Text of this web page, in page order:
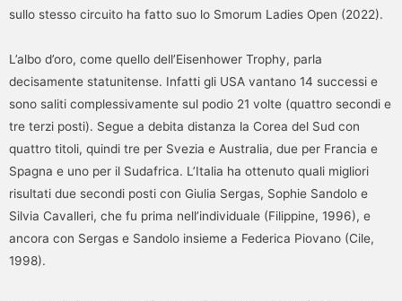
sullo stesso circuito ha fatto suo lo Smorum Ladies Open (2022).
L’albo d’oro, come quello dell’Eisenhower Trophy, parla
decisamente statunitense. Infatti gli USA vantano 14 successi e
sono saliti complessivamente sul podio 21 volte (quattro secondi e
tre terzi posti). Segue a debita distanza la Corea del Sud con
quattro titoli, quindi tre per Svezia e Australia, due per Francia e
Spagna e uno per il Sudafrica. L’Italia ha ottenuto quali migliori
risultati due secondi posti con Giulia Sergas, Sophie Sandolo e
Silvia Cavalleri, che fu prima nell’individuale (Filippine, 1996), e
ancora con Sergas e Sandolo insieme a Federica Piovano (Cile,
1998).